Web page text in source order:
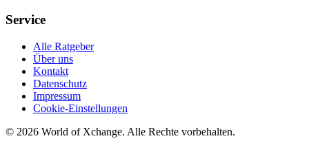
Service
Alle Ratgeber
Über uns
Kontakt
Datenschutz
Impressum
Cookie-Einstellungen
© 2026 World of Xchange. Alle Rechte vorbehalten.